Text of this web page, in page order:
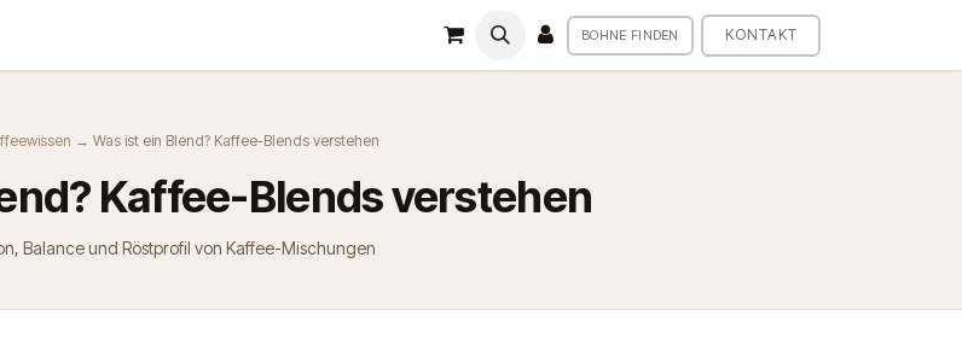
BOHNE FINDEN KONTAKT
→ Was ist ein Blend? Kaffee-Blends verstehen
Kaffee-Blends verstehen
Balance und Röstprofil von Kaffee-Mischungen